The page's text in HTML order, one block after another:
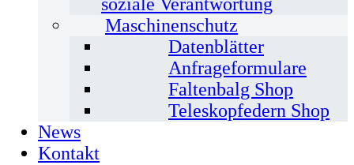
soziale Verantwortung
Maschinenschutz
Datenblätter
Anfrageformulare
Faltenbalg Shop
Teleskopfedern Shop
News
Kontakt